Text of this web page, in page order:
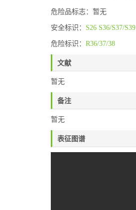
危险品标志：暂无
安全标识： S26 S36/S37/S39
危险标识： R36/37/38
文献
暂无
备注
暂无
表征图谱